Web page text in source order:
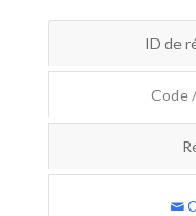
ID de
Code